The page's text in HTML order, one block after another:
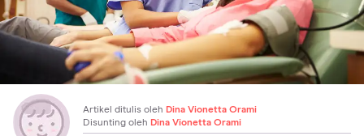
Artikel ditulis oleh Dina Vionetta Orami
Disunting oleh Dina Vionetta Orami